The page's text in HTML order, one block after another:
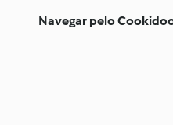
Navegar pelo